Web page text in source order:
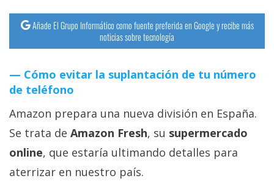
Trucos
Tutoriales
Ciberseguridad
Sistemas
operativos
Profesional
Añade El Grupo Informático como fuente preferida en Google y recibe más
noticias sobre tecnología
Cómo evitar la suplantación de tu número
de teléfono
Amazon prepara una nueva división en España.
Se trata de Amazon Fresh, su supermercado
online, que estaría ultimando detalles para
aterrizar en nuestro país.